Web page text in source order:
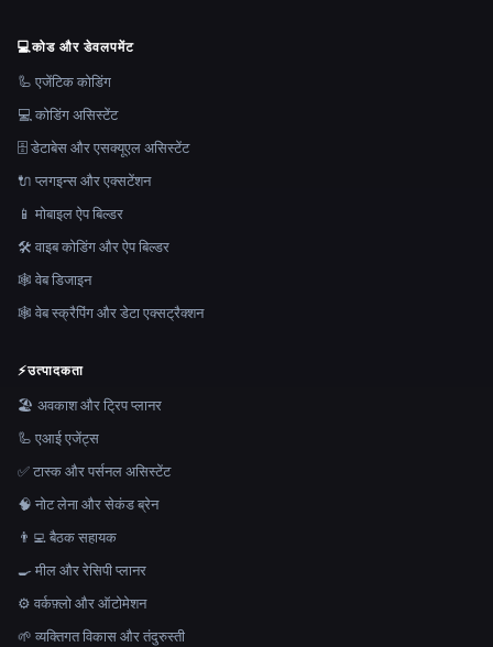
💻कोड और डेवलपमेंट
🦾 एजेंटिक कोडिंग
💻 कोडिंग असिस्टेंट
🗄️ डेटाबेस और एसक्यूएल असिस्टेंट
🔌 प्लगइन्स और एक्सटेंशन
📱 मोबाइल ऐप बिल्डर
🛠️ वाइब कोडिंग और ऐप बिल्डर
🕸 वेब डिजाइन
🕸️ वेब स्क्रैपिंग और डेटा एक्सट्रैक्शन
⚡उत्पादकता
🏖 अवकाश और ट्रिप प्लानर
🦾 एआई एजेंट्स
✅ टास्क और पर्सनल असिस्टेंट
🧠 नोट लेना और सेकंड ब्रेन
👨‍💻 बैठक सहायक
🍳 मील और रेसिपी प्लानर
⚙️ वर्कफ़्लो और ऑटोमेशन
🌱 व्यक्तिगत विकास और तंदुरुस्ती